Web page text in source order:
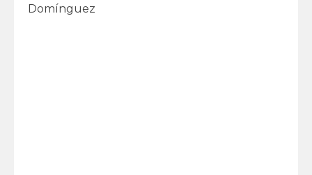
Domínguez